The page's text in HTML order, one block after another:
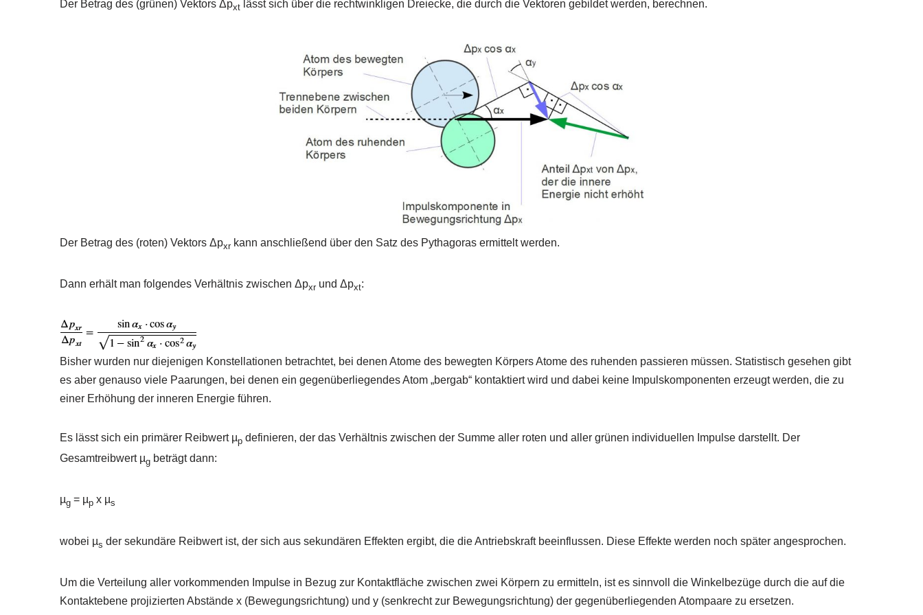
Der Betrag des (grünen) Vektors Δpxt lässt sich über die rechtwinkligen Dreiecke, die durch die Vektoren gebildet werden, berechnen.
Der Betrag des (roten) Vektors Δpxr kann anschließend über den Satz des Pythagoras ermittelt werden.
Dann erhält man folgendes Verhältnis zwischen Δpxr und Δpxt:
Bisher wurden nur diejenigen Konstellationen betrachtet, bei denen Atome des bewegten Körpers Atome des ruhenden passieren müssen. Statistisch gesehen gibt
es aber genauso viele Paarungen, bei denen ein gegenüberliegendes Atom „bergab“ kontaktiert wird und dabei keine Impulskomponenten erzeugt werden, die zu
einer Erhöhung der inneren Energie führen.
Es lässt sich ein primärer Reibwert µp definieren, der das Verhältnis zwischen der Summe aller roten und aller grünen individuellen Impulse darstellt. Der
Gesamtreibwert µg beträgt dann:
µg = µp x µs
wobei µs der sekundäre Reibwert ist, der sich aus sekundären Effekten ergibt, die die Antriebskraft beeinflussen. Diese Effekte werden noch später angesprochen.
Um die Verteilung aller vorkommenden Impulse in Bezug zur Kontaktfläche zwischen zwei Körpern zu ermitteln, ist es sinnvoll die Winkelbezüge durch die auf die
Kontaktebene projizierten Abstände x (Bewegungsrichtung) und y (senkrecht zur Bewegungsrichtung) der gegenüberliegenden Atompaare zu ersetzen.